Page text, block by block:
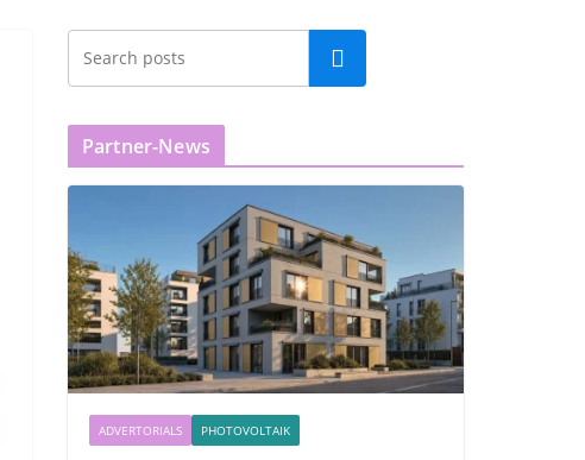
Partner-News
ADVERTORIALS PHOTOVOLTAIK